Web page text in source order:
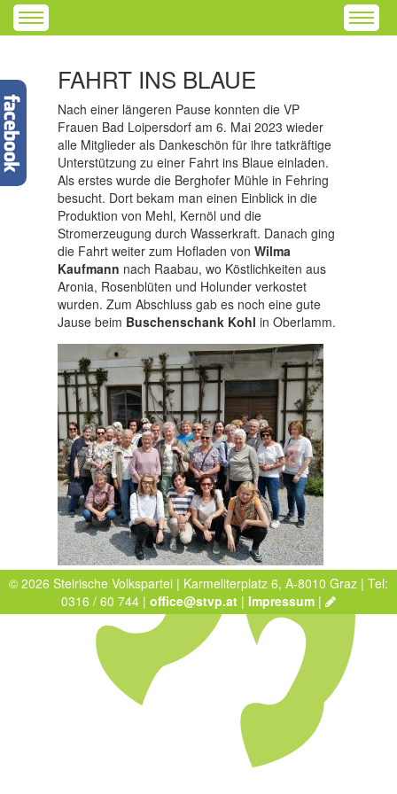
FAHRT INS BLAUE
Nach einer längeren Pause konnten die VP
Frauen Bad Loipersdorf am 6. Mai 2023 wieder
alle Mitglieder als Dankeschön für ihre tatkräftige
Unterstützung zu einer Fahrt ins Blaue einladen.
Als erstes wurde die Berghofer Mühle in Fehring
besucht. Dort bekam man einen Einblick in die
Produktion von Mehl, Kernöl und die
Stromerzeugung durch Wasserkraft. Danach ging
die Fahrt weiter zum Hofladen von Wilma
Kaufmann nach Raabau, wo Köstlichkeiten aus
Aronia, Rosenblüten und Holunder verkostet
wurden. Zum Abschluss gab es noch eine gute
Jause beim Buschenschank Kohl in Oberlamm.
© 2026 Steirische Volkspartei | Karmeliterplatz 6, A-8010 Graz | Tel:
0316 / 60 744 | office@stvp.at | Impressum |